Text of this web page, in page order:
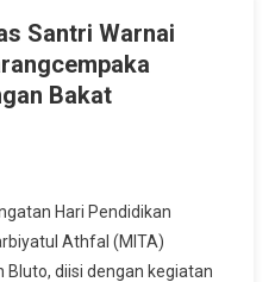
Santri Warnai
Bakat
Hari Pendidikan
Athfal (MITA)
Bluto, diisi dengan kegiatan